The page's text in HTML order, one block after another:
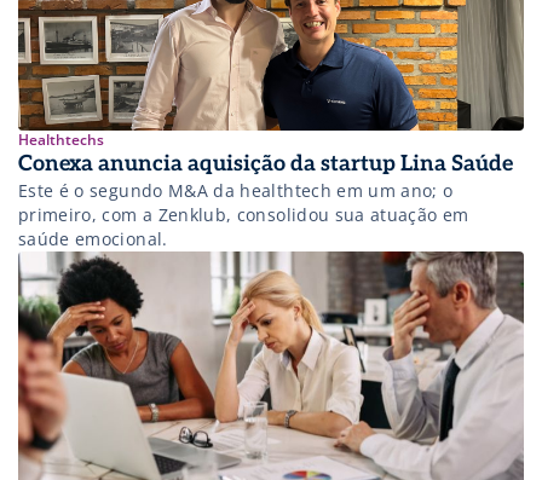
Healthtechs
Conexa anuncia aquisição da startup Lina Saúde
Este é o segundo M&A da healthtech em um ano; o
primeiro, com a Zenklub, consolidou sua atuação em
saúde emocional.